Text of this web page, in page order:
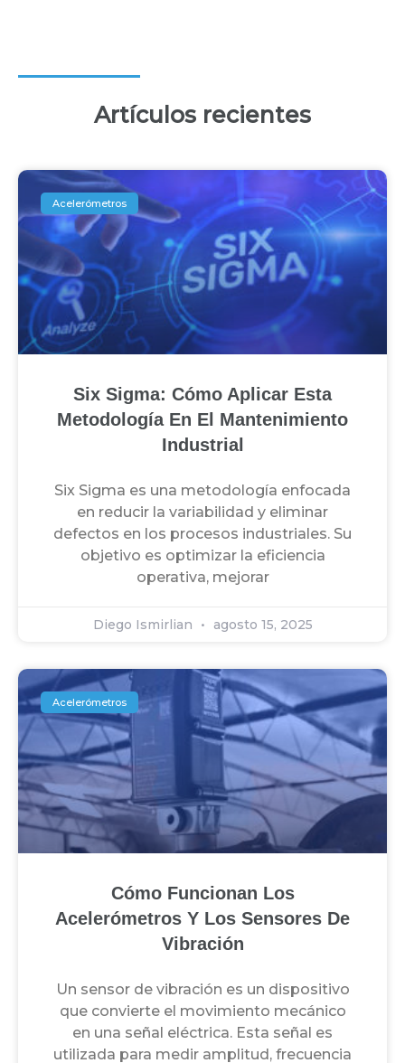
Artículos recientes
Acelerómetros
Six Sigma: Cómo Aplicar Esta
Metodología En El Mantenimiento
Industrial
Six Sigma es una metodología enfocada
en reducir la variabilidad y eliminar
defectos en los procesos industriales. Su
objetivo es optimizar la eficiencia
operativa, mejorar
Diego Ismirlian agosto 15, 2025
Acelerómetros
Cómo Funcionan Los
Acelerómetros Y Los Sensores De
Vibración
Un sensor de vibración es un dispositivo
que convierte el movimiento mecánico
en una señal eléctrica. Esta señal es
utilizada para medir amplitud, frecuencia